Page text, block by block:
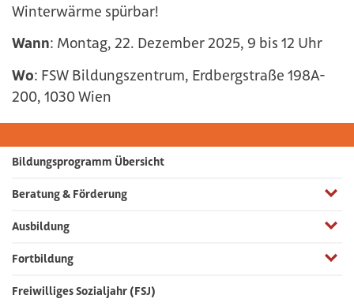
Winterwärme spürbar!
Wann: Montag, 22. Dezember 2025, 9 bis 12 Uhr
Wo: FSW Bildungszentrum, Erdbergstraße 198A-
200, 1030 Wien
Bildungsprogramm Übersicht
Beratung & Förderung
Ausbildung
Fortbildung
Freiwilliges Sozialjahr (FSJ)